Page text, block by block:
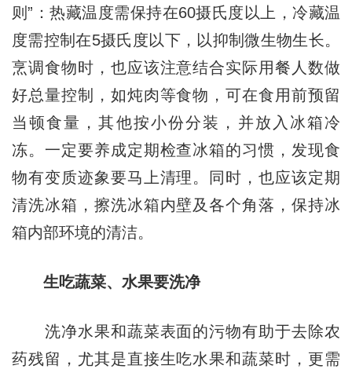
则”：热藏温度需保持在60摄氏度以上，冷藏温
度需控制在5摄氏度以下，以抑制微生物生长。
烹调食物时，也应该注意结合实际用餐人数做
好总量控制，如炖肉等食物，可在食用前预留
当顿食量，其他按小份分装，并放入冰箱冷
冻。一定要养成定期检查冰箱的习惯，发现食
物有变质迹象要马上清理。同时，也应该定期
清洗冰箱，擦洗冰箱内壁及各个角落，保持冰
箱内部环境的清洁。
生吃蔬菜、水果要洗净
洗净水果和蔬菜表面的污物有助于去除农
药残留，尤其是直接生吃水果和蔬菜时，更需